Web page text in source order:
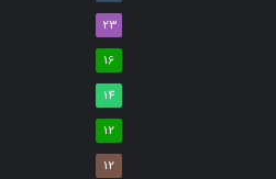
23
16
14
12
12